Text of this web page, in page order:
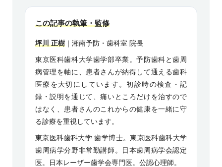
この記事の執筆・監修
坪川 正樹 ｜湘南予防・歯科室 院長
東京医科歯科大学歯学部卒業。予防歯科と歯周
病管理を軸に、患者さんが納得して通える歯科
医療を大切にしています。初診時の検査・記
録・説明を通じて、痛いところだけを治すので
はなく、患者さんのこれからの健康を一緒に守
る診療を重視しています。
東京医科歯科大学 歯学博士。東京医科歯科大学
歯周病学分野非常勤講師。日本歯周病学会認定
医。日本レーザー歯学会専門医。公認心理師。